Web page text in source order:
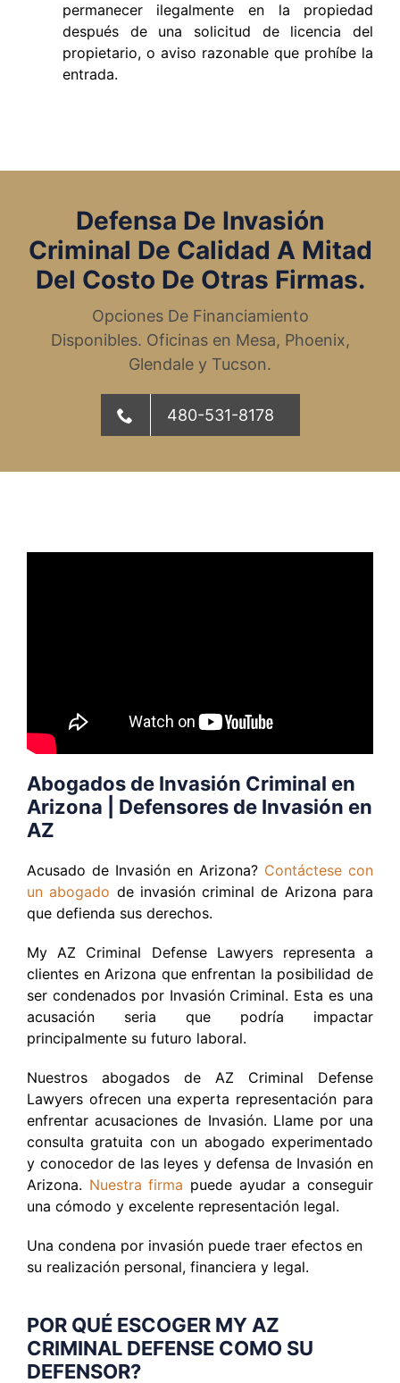
permanecer ilegalmente en la propiedad
después de una solicitud de licencia del
propietario, o aviso razonable que prohíbe la
entrada.
Defensa De Invasión
Criminal De Calidad A Mitad
Del Costo De Otras Firmas.
Opciones De Financiamiento
Disponibles. Oficinas en Mesa, Phoenix,
Glendale y Tucson.
480-531-8178
Abogados de Invasión Criminal en
Arizona | Defensores de Invasión en
AZ
Acusado de Invasión en Arizona? Contáctese con
un abogado de invasión criminal de Arizona para
que defienda sus derechos.
My AZ Criminal Defense Lawyers representa a
clientes en Arizona que enfrentan la posibilidad de
ser condenados por Invasión Criminal. Esta es una
acusación seria que podría impactar
principalmente su futuro laboral.
Nuestros abogados de AZ Criminal Defense
Lawyers ofrecen una experta representación para
enfrentar acusaciones de Invasión. Llame por una
consulta gratuita con un abogado experimentado
y conocedor de las leyes y defensa de Invasión en
Arizona. Nuestra firma puede ayudar a conseguir
una cómodo y excelente representación legal.
Una condena por invasión puede traer efectos en
su realización personal, financiera y legal.
POR QUÉ ESCOGER MY AZ
CRIMINAL DEFENSE COMO SU
DEFENSOR?